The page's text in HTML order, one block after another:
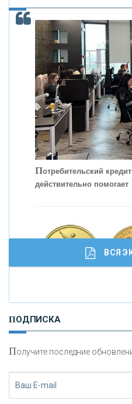
ОНАС
КОНТАКТЫ
Потребительский
действительно помогает
И
сохранения и увеличения
ВСЯ
ПОДПИСКА
Получите последние